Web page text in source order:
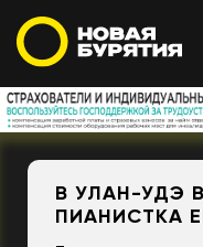
В УЛАН-УДЭ
ПИАНИСТКА